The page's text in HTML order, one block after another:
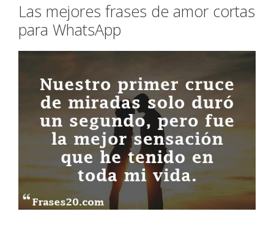
Las mejores frases de amor cortas
para WhatsApp